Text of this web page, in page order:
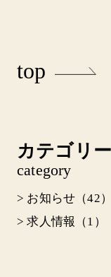
top
カテゴリー
category
> お知らせ（42）
> 求人情報（1）